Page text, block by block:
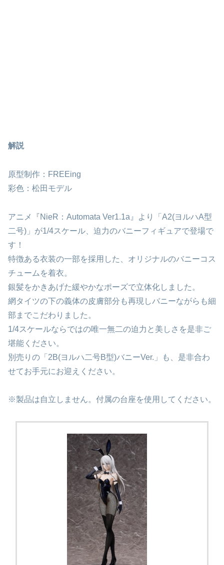
解説
原型制作：FREEing
彩色：松田モデル
アニメ『NieR：Automata Ver1.1a』より「A2(ヨルハA型
二号)」が1/4スケール、迫力のバニーフィギュアで登場で
す！
特徴ある衣装の一部を採用した、オリジナルのバニーコス
チュームを着衣。
銀髪をかきあげた緩やかなポーズで立体化しました。
網タイツの下の義体の皮膚部分も再現しバニーながらも細
部までこだわりました。
1/4スケールならではの唯一無二の迫力と美しさを是非ご
堪能ください。
別売りの「2B(ヨルハ二号B型)バニーVer.」も、是非合わ
せてお手元にお迎えください。
※製品は自立しません。付属の台座を使用してください。